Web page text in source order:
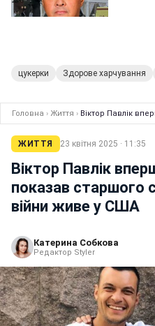
цукерки Здорове харчування
Головна › Життя › Віктор Павлік
ЖИТТЯ 23 квітня 2025 · 11:35
Віктор Павлік
показав старшого
війни живе у США
Катерина Собкова
Редактор Styler